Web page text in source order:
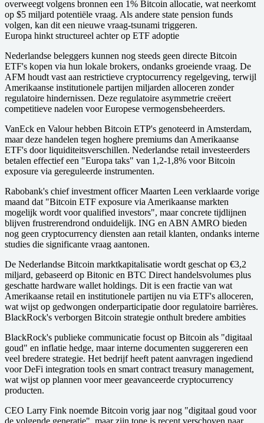
overweegt volgens bronnen een 1% Bitcoin allocatie, wat neerkomt
op $5 miljard potentiële vraag. Als andere state pension funds
volgen, kan dit een nieuwe vraag-tsunami triggeren.
Europa hinkt structureel achter op ETF adoptie
Nederlandse beleggers kunnen nog steeds geen directe Bitcoin
ETF's kopen via hun lokale brokers, ondanks groeiende vraag. De
AFM houdt vast aan restrictieve cryptocurrency regelgeving, terwijl
Amerikaanse institutionele partijen miljarden alloceren zonder
regulatoire hindernissen. Deze regulatoire asymmetrie creëert
competitieve nadelen voor Europese vermogensbeheerders.
VanEck en Valour hebben Bitcoin ETP's genoteerd in Amsterdam,
maar deze handelen tegen hoghere premiums dan Amerikaanse
ETF's door liquiditeitsverschillen. Nederlandse retail investeerders
betalen effectief een "Europa taks" van 1,2-1,8% voor Bitcoin
exposure via gereguleerde instrumenten.
Rabobank's chief investment officer Maarten Leen verklaarde vorige
maand dat "Bitcoin ETF exposure via Amerikaanse markten
mogelijk wordt voor qualified investors", maar concrete tijdlijnen
blijven frustrerendrond onduidelijk. ING en ABN AMRO bieden
nog geen cryptocurrency diensten aan retail klanten, ondanks interne
studies die significante vraag aantonen.
De Nederlandse Bitcoin marktkapitalisatie wordt geschat op €3,2
miljard, gebaseerd op Bitonic en BTC Direct handelsvolumes plus
geschatte hardware wallet holdings. Dit is een fractie van wat
Amerikaanse retail en institutionele partijen nu via ETF's alloceren,
wat wijst op gedwongen onderparticipatie door regulatoire barrières.
BlackRock's verborgen Bitcoin strategie onthult bredere ambities
BlackRock's publieke communicatie focust op Bitcoin als "digitaal
goud" en inflatie hedge, maar interne documenten suggereren een
veel bredere strategie. Het bedrijf heeft patent aanvragen ingediend
voor DeFi integration tools en smart contract treasury management,
wat wijst op plannen voor meer geavanceerde cryptocurrency
producten.
CEO Larry Fink noemde Bitcoin vorig jaar nog "digitaal goud voor
de volgende generatie", maar zijn tone is recent verschoven naar